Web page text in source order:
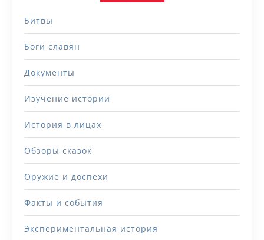
Битвы
Боги славян
Документы
Изучение истории
История в лицах
Обзоры сказок
Оружие и доспехи
Факты и события
Экспериментальная история